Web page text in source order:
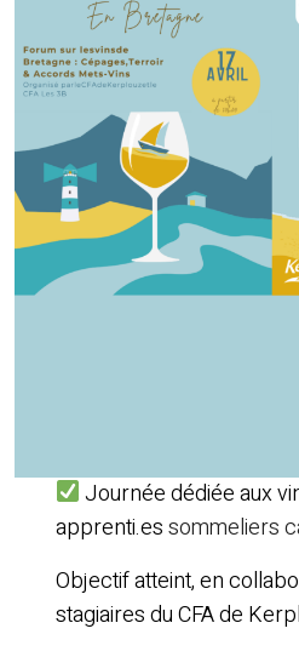
Journée dédiée aux
apprenti.essommeliers
Objectif atteint, en
stagiaires du CFA de